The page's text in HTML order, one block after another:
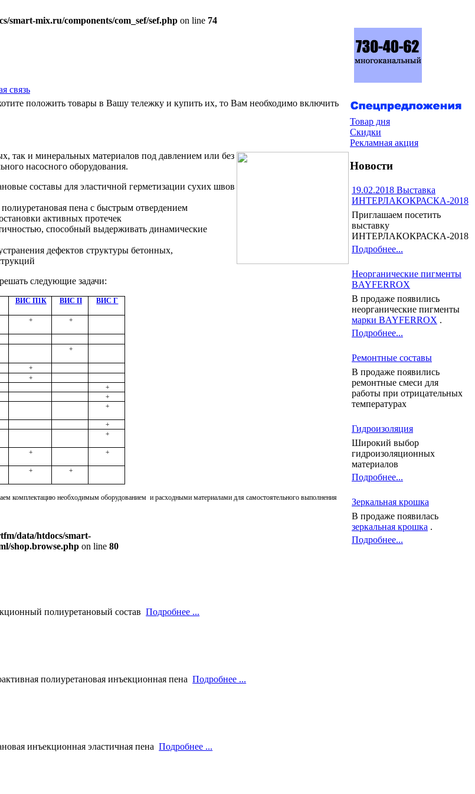
smart-mix.ru/components/com_sef/sef.php on line 74
связь
положить товары в Вашу тележку и купить их, то Вам необходимо включить
так и минеральных материалов под давлением или без
насосного оборудования.
составы для эластичной герметизации сухих швов
пена с быстрым отвердением
активных протечек
способный выдерживать динамические
дефектов структуры бетонных,
следующие задачи:
ВИС П1К ВИС П ВИС Г
+ +
+
+
+
+
+
+
+
+
+ +
+ +
комплектацию необходимым оборудованием и расходными материалами для самостоятельного выполнения
data/htdocs/smart-
shop.browse.php on line 80
полиуретановый составПодробнее ...
полиуретановая инъекционная пенаПодробнее ...
инъекционная эластичная пенаПодробнее ...
Товар дня
Скидки
Рекламная акция
Новости
19.02.2018 Выставка
ИНТЕРЛАКОКРАСКА-2018
Приглашаем посетить
выставку
ИНТЕРЛАКОКРАСКА-2018
Подробнее...
Неорганические пигменты
BAYFERROX
В продаже появились
неорганические пигменты
марки BAYFERROX .
Подробнее...
Ремонтные составы
В продаже появились
ремонтные смеси для
работы при отрицательных
температурах
Гидроизоляция
Широкий выбор
гидроизоляционных
материалов
Подробнее...
Зеркальная крошка
В продаже появилась
зеркальная крошка .
Подробнее...